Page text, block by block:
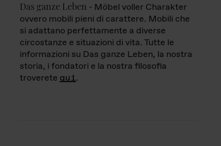
Das ganze Leben - Möbel voller Charakter
ovvero mobili pieni di carattere. Mobili che
si adattano perfettamente a diverse
circostanze e situazioni di vita. Tutte le
informazioni su Das ganze Leben, la nostra
storia, i fondatori e la nostra filosofia
troverete qui.